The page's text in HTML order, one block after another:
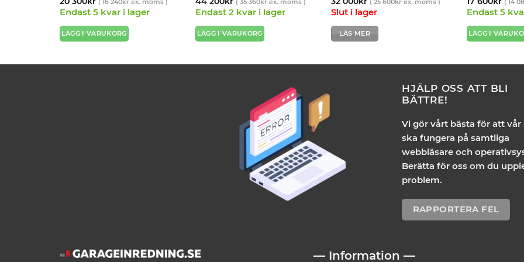
( 16 240krex. moms )
Endast 5 kvar i lager
LÄGG I VARUKORG
( 35 360krex. moms )
Endast 2 kvar i lager
LÄGG I VARUKORG
( 25 600krex. moms )
Slut i lager
LÄS MER
( 14
Endast 5
LÄGG I
HJÄLP OSS ATT BLI
BÄTTRE!
Vi gör vårt bästa för att vår
ska fungera på samtliga
webbläsare och
Berätta för oss om du
problem.
RAPPORTERA FEL
— Information —